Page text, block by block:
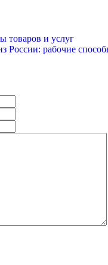
товаров и услуг
России: рабочие